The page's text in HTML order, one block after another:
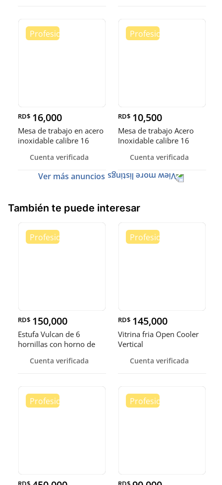
RD$ 16,000
Mesa de trabajo en acero
inoxidable calibre 16
Cuenta verificada
RD$ 10,500
Mesa de trabajo Acero
Inoxidable calibre 16
Cuenta verificada
Ver más anuncios
También te puede interesar
RD$ 150,000
Estufa Vulcan de 6
hornillas con horno de
Cuenta verificada
RD$ 145,000
Vitrina fria Open Cooler
Vertical
Cuenta verificada